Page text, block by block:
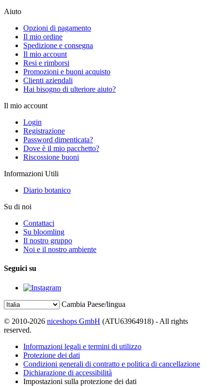
Aiuto
Opzioni di pagamento
Il mio ordine
Spedizione e consegna
Il mio account
Resi e rimborsi
Promozioni e buoni acquisto
Clienti aziendali
Hai bisogno di ulteriore aiuto?
Il mio account
Login
Registrazione
Password dimenticata?
Dove è il mio pacchetto?
Riscossione buoni
Informazioni Utili
Diario botanico
Su di noi
Contattaci
Su bloomling
Il nostro gruppo
Noi e il nostro ambiente
Seguici su
Cambia Paese/lingua
© 2010-2026 niceshops GmbH (ATU63964918) - All rights
reserved.
Informazioni legali e termini di utilizzo
Protezione dei dati
Condizioni generali di contratto e politica di cancellazione
Dichiarazione di accessibilità
Impostazioni sulla protezione dei dati